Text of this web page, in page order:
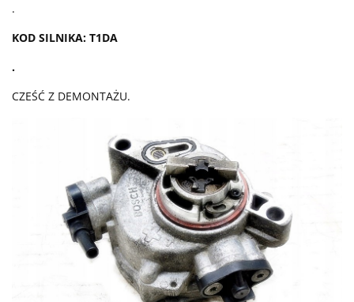
.
KOD SILNIKA: T1DA
.
CZEŚĆ Z DEMONTAŻU.